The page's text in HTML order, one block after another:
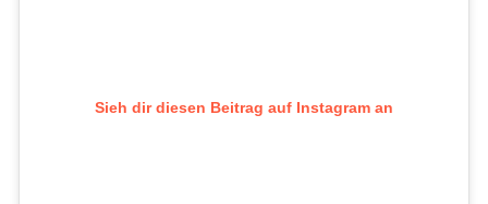
Sieh dir diesen Beitrag auf Instagram an